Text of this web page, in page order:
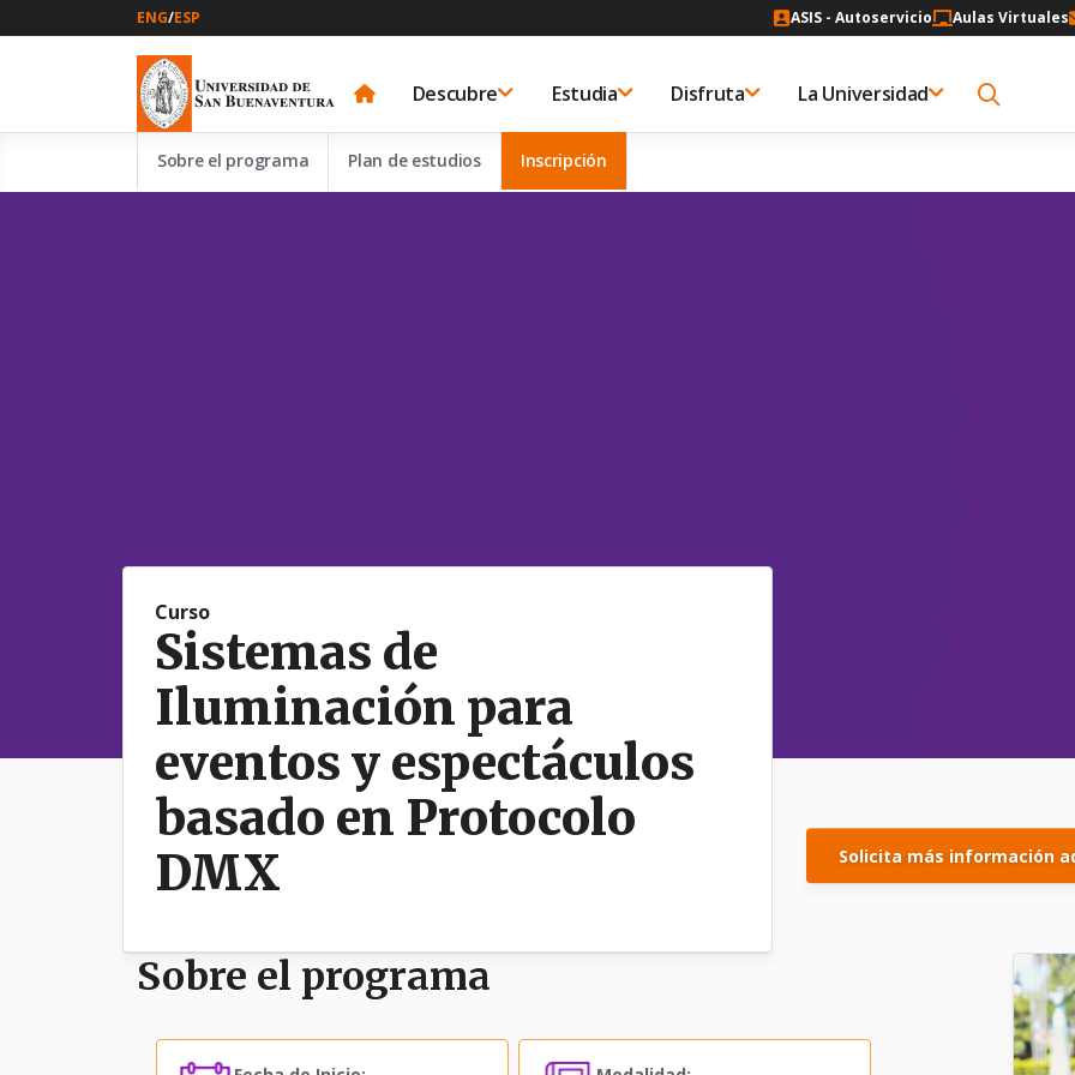
ENG/ESP ASIS - Autoservicio Aulas Virtuales
Descubre Estudia Disfruta La Universidad
Sobre el programa Plan de estudios Inscripción
Curso
Sistemas de
Iluminación para
eventos y espectáculos
basado en Protocolo
DMX
Solicita más información
Sobre el programa